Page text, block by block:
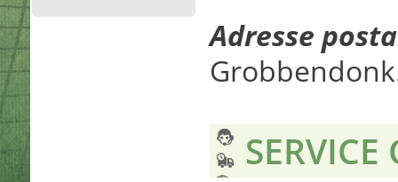
Adresse
SERVICE